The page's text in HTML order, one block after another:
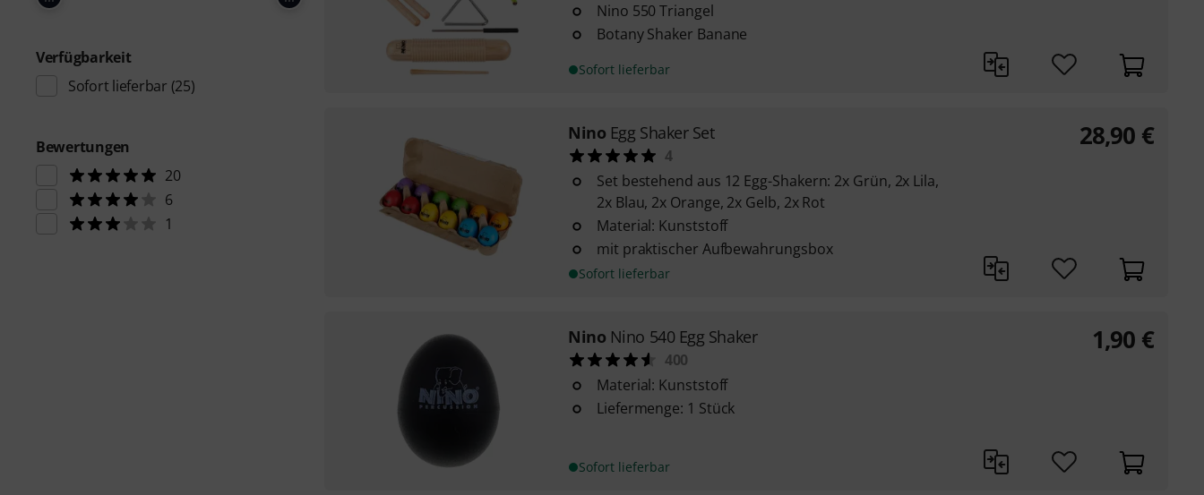
Verfügbarkeit
Sofort lieferbar (25)
Bewertungen
20
6
1
Nino 550 Triangel
Botany Shaker Banane
Sofort lieferbar
Nino Egg Shaker Set
4
Set bestehend aus 12 Egg-Shakern: 2x Grün, 2x Lila,
2x Blau, 2x Orange, 2x Gelb, 2x Rot
Material: Kunststoff
mit praktischer Aufbewahrungsbox
Sofort lieferbar
28,90 €
Nino Nino 540 Egg Shaker
400
Material: Kunststoff
Liefermenge: 1 Stück
Sofort lieferbar
1,90 €